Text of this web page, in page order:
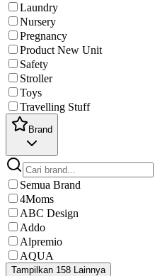
Laundry
Nursery
Pregnancy
Product New Unit
Safety
Stroller
Toys
Travelling Stuff
Brand
Semua Brand
4Moms
ABC Design
Addo
Alpremio
AQUA
Tampilkan 158 Lainnya